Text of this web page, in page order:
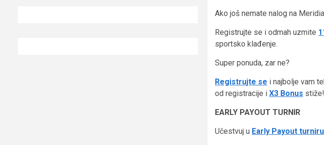
Ako još nemate nalog na
Registrujte se i odmah uzmite
sportsko klađenje.
Super ponuda, zar ne?
Registrujte se i najbolje vam
od registracije i X3 Bonus stiže!
EARLY PAYOUT TURNIR
Učestvuj u Early Payout turniru